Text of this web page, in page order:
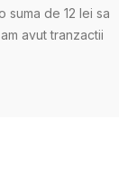
suma de 12 lei sa
avut tranzactii